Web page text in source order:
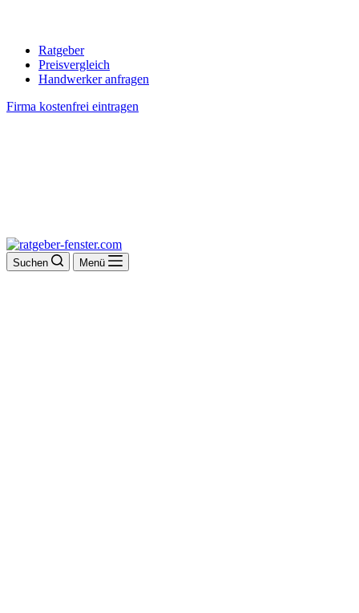
Ratgeber
Preisvergleich
Handwerker anfragen
Firma kostenfrei eintragen
Suchen Menü